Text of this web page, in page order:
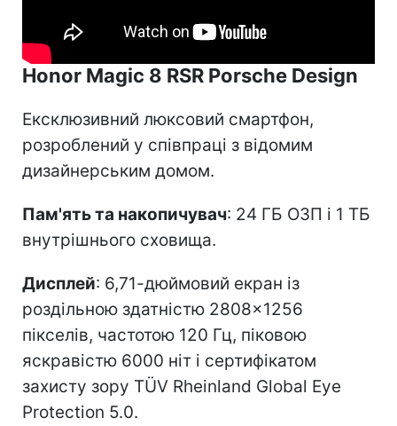
Honor Magic 8 RSR Porsche Design
Ексклюзивний люксовий смартфон,
розроблений у співпраці з відомим
дизайнерським домом.
Пам'ять та накопичувач: 24 ГБ ОЗП і 1 ТБ
внутрішнього сховища.
Дисплей: 6,71-дюймовий екран із
роздільною здатністю 2808×1256
пікселів, частотою 120 Гц, піковою
яскравістю 6000 ніт і сертифікатом
захисту зору TÜV Rheinland Global Eye
Protection 5.0.